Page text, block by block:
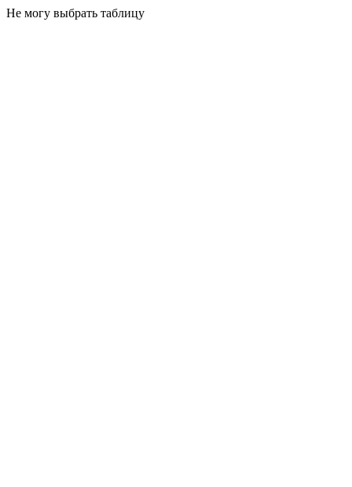
Не могу выбрать таблицу